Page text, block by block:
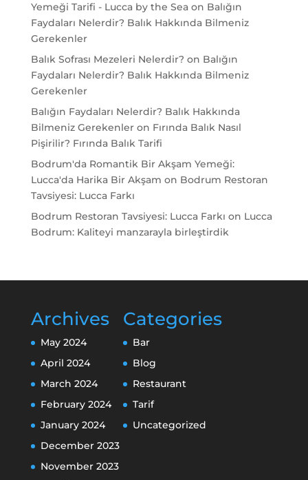
Yemeği Tarifi - Lucca by the Seaon Balığın
Faydaları Nelerdir? Balık Hakkında Bilmeniz
Gerekenler
Balık Sofrası Mezeleri Nelerdir? on Balığın
Faydaları Nelerdir? Balık Hakkında Bilmeniz
Gerekenler
Balığın Faydaları Nelerdir? Balık Hakkında
Bilmeniz Gerekenleron Fırında Balık Nasıl
Pişirilir? Fırında Balık Tarifi
Bodrum'da Romantik Bir Akşam Yemeği:
Lucca'da Harika Bir Akşam on Bodrum Restoran
Tavsiyesi: Lucca Farkı
Bodrum Restoran Tavsiyesi: Lucca Farkı on Lucca
Bodrum: Kaliteyi manzarayla birleştirdik
Archives
May 2024
April 2024
March 2024
February 2024
January 2024
December 2023
November 2023
Categories
Bar
Blog
Restaurant
Tarif
Uncategorized